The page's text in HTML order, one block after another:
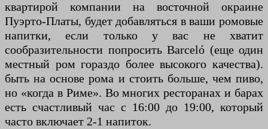
квартирой компании на восточной окраине
Пуэрто-Платы, будет добавляться в ваши ромовые
напитки, если только у вас не хватит
сообразительности попросить Barceló (еще один
местный ром гораздо более высокого качества).
быть на основе рома и стоить больше, чем пиво,
но «когда в Риме». Во многих ресторанах и барах
есть счастливый час с 16:00 до 19:00, который
часто включает 2-1 напиток.